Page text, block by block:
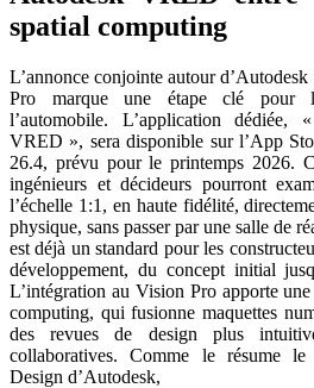
spatial computing
L’annonce conjointe autour
Pro marque une étape clé pour
l’automobile. L’application dédiée,
VRED », sera disponible sur l’App
26.4, prévu pour le printemps 2026.
ingénieurs et décideurs pourront
l’échelle 1:1, en haute fidélité,
physique, sans passer par une salle de
est déjà un standard pour les
développement, du concept initial
L’intégration au Vision Pro apporte
computing, qui fusionne maquettes
des revues de design plus
collaboratives. Comme le résume le
Design d’Autodesk,